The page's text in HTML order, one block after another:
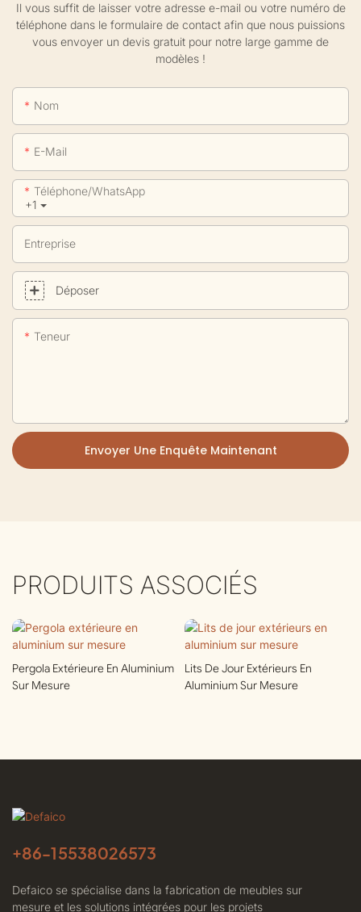
Il vous suffit de laisser votre adresse e-mail ou votre numéro de
téléphone dans le formulaire de contact afin que nous puissions
vous envoyer un devis gratuit pour notre large gamme de
modèles !
Nom
E-Mail
+1
Téléphone/WhatsApp
Entreprise
Déposer
Teneur
Envoyer Une Enquête Maintenant
PRODUITS ASSOCIÉS
Pergola Extérieure En Aluminium
Sur Mesure
Lits De Jour Extérieurs En
Aluminium Sur Mesure
+86-15538026573
Defaico se spécialise dans la fabrication de meubles sur
mesure et les solutions intégrées pour les projets